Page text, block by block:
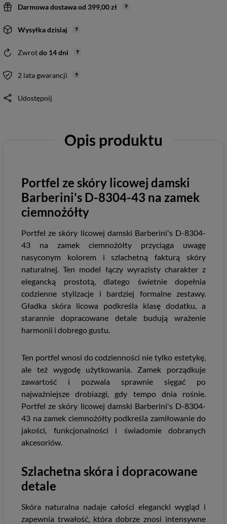
Darmowa dostawaod 399,00 zł
Wysyłkadzisiaj
Zwrotdo 14dni
2 lata gwarancji
Udostępnij
Opis produktu
Portfel ze skóry licowej damski
Barberini's D-8304-43 na zamek
ciemnożółty
Portfel ze skóry licowej damski Barberini's D-8304-
43 na zamek ciemnożółty przyciąga uwagę
nasyconym kolorem i szlachetną fakturą skóry
naturalnej. Ten model łączy wyrazisty charakter z
elegancką prostotą, dlatego świetnie dopełnia
codzienne stylizacje i bardziej formalne zestawy.
Gładka skóra licowa podkreśla klasę dodatku, a
starannie dopracowane detale budują wrażenie
harmonii i dobrego gustu.
Ten portfel wnosi do codzienności nie tylko estetykę,
ale też wygodę użytkowania. Zamek porządkuje
zawartość i pozwala sprawnie sięgać po
najważniejsze drobiazgi, gdy tempo dnia rośnie.
Portfel ze skóry licowej damski Barberini's D-8304-
43 na zamek ciemnożółty podkreśla zamiłowanie do
jakości, funkcjonalności i świadomie dobranych
akcesoriów.
Szlachetna skóra i dopracowane
detale
Skóra naturalna nadaje całości elegancki wygląd i
zapewnia trwałość, która dobrze znosi intensywne